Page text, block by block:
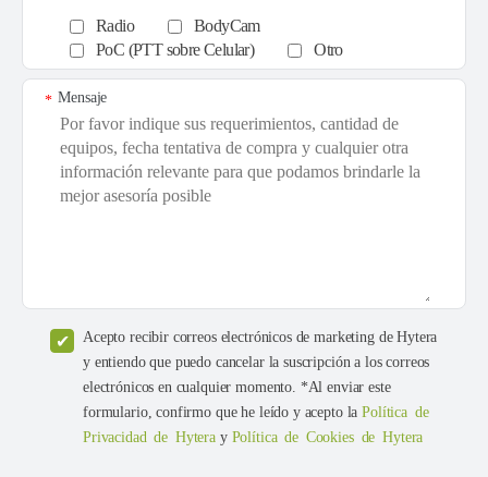
Radio
BodyCam
PoC (PTT sobre Celular)
Otro
Mensaje
*
Acepto recibir correos electrónicos de marketing de Hytera
y entiendo que puedo cancelar la suscripción a los correos
electrónicos en cualquier momento. *Al enviar este
formulario, confirmo que he leído y acepto laPolítica de
Privacidad de Hytera y Política de Cookies de Hytera